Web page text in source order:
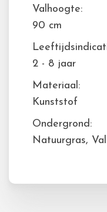
Valhoogte:
90 cm
2 - 8 jaar
Materiaal:
Kunststof
Ondergrond:
Natuurgras,